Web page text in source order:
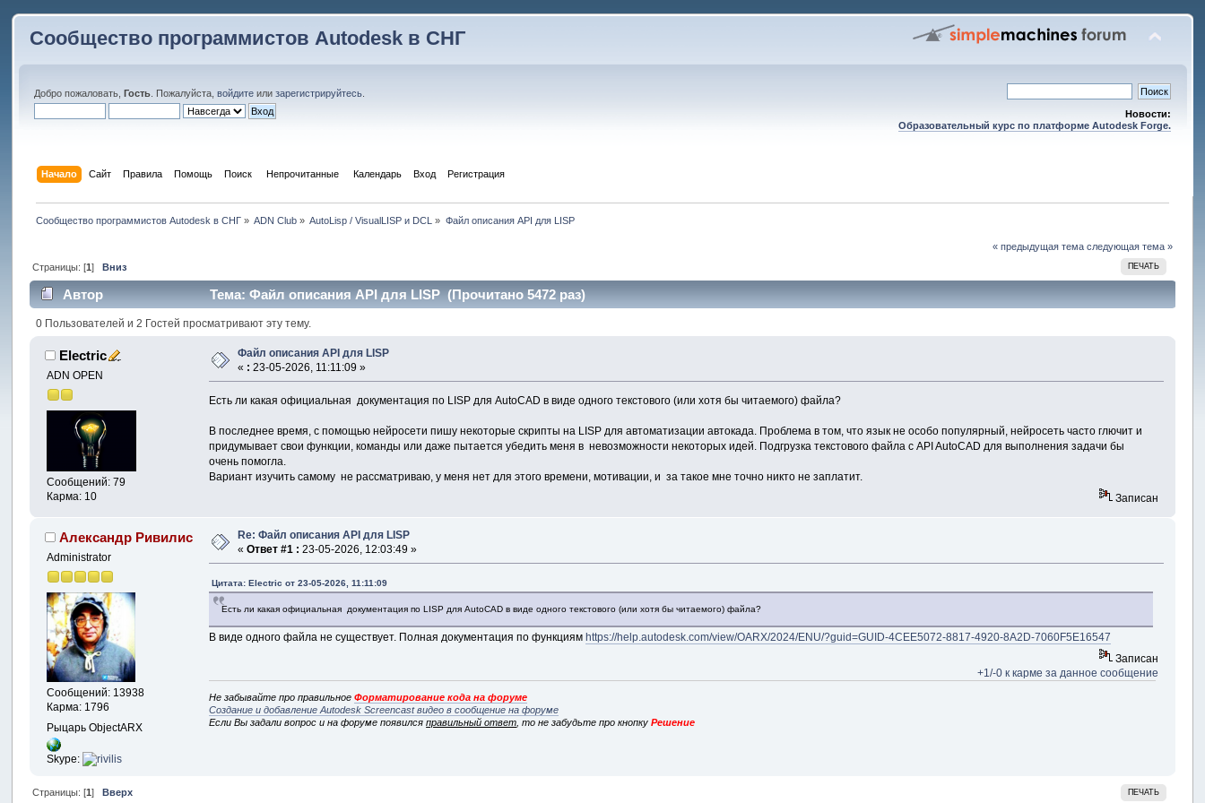
Сообщество программистов Autodesk в СНГ
Добро пожаловать,Гость . Пожалуйста,войдите илизарегистрируйтесь
Новости:
Образовательный курс по платформе Autodesk Forge.
Начало Сайт Правила Помощь Поиск Непрочитанные Календарь Вход Регистрация
Сообщество программистов Autodesk в СНГ» ADN Club » AutoLisp / VisualLISP и DCL » Файл описания API для LISP
« предыдущая тема следующая тема »
ПЕЧАТЬ
Страницы: [1] Вниз
Автор Тема: Файл описания API для LISP (Прочитано 5472 раз)
0 Пользователей и 2 Гостей просматривают эту тему.
Electric
ADN OPEN
Сообщений: 79
Карма: 10
Файл описания API для LISP
« : 23-05-2026, 11:11:09 »
Есть ли какая официальная документация по LISP для AutoCAD в виде одного текстового (или хотя бы читаемого) файла?
В последнее время, с помощью нейросети пишу некоторые скрипты на LISP для автоматизации автокада. Проблема в том, что язык не особо популярный, нейросеть часто глючит и
придумывает свои функции, команды или даже пытается убедить меня в невозможности некоторых идей. Подгрузка текстового файла с API AutoCAD для выполнения задачи бы
очень помогла.
Вариант изучить самому не рассматриваю, у меня нет для этого времени, мотивации, и за такое мне точно никто не заплатит.
Записан
Александр Ривилис
Administrator
Сообщений: 13938
Карма: 1796
Рыцарь ObjectARX
Skype:
Re: Файл описания API для LISP
«Ответ #1 : 23-05-2026, 12:03:49 »
Цитата: Electric от 23-05-2026, 11:11:09
Есть ли какая официальная документация по LISP для AutoCAD в виде одного текстового (или хотя бы читаемого) файла?
В виде одного файла не существует. Полная документация по функциямhttps://help.autodesk.com/view/OARX/2024/ENU/?guid=GUID-4CEE5072-8817-4920-8A2D-7060F5E16547
Записан
+1/-0 к карме за данное сообщение
Не забывайте про правильноеФорматирование кода на форуме
Создание и добавление Autodesk Screencast видео в сообщение на форуме
Если Вы задали вопрос и на форуме появилсяправильный ответ , то не забудьте про кнопкуРешение
ПЕЧАТЬ
Страницы: [1 ]
Вверх